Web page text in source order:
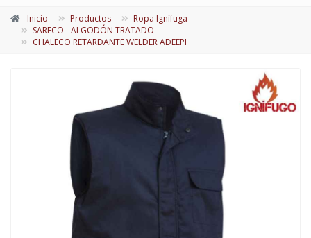
Inicio Productos
Ropa Ignífuga
SARECO - ALGODÓN TRATADO
CHALECO RETARDANTE WELDER ADEEPI